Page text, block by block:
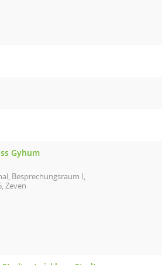
Gyhum
Besprechungsraum I,
Zeven